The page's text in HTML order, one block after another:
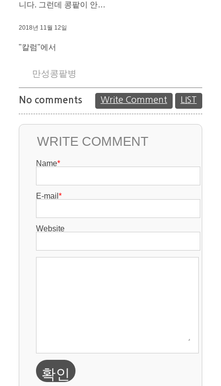
니다. 그런데 콩팥이 안…
2018년 11월 12일
"칼럼"에서
만성콩팥병
No comments Write Comment LIST
WRITE COMMENT
Name*
E-mail*
Website
확인